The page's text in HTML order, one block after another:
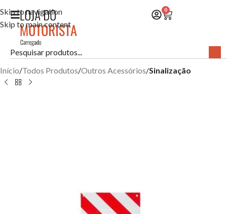
Skip to navigation
Skip to main content
0
Início Todos Produtos Outros Acessórios Sinalização